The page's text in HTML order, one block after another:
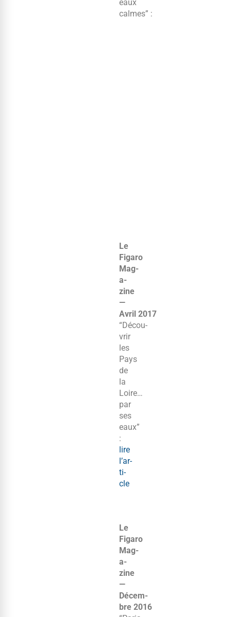
eaux
calmes” :
Le
Figaro
Mag­
a­
zine
—
Avril 2017
“Décou­
vrir
les
Pays
de
la
Loire…
par
ses
eaux”
:
lire
l’ar­
ti­
cle
Le
Figaro
Mag­
a­
zine
—
Décem­
bre 2016